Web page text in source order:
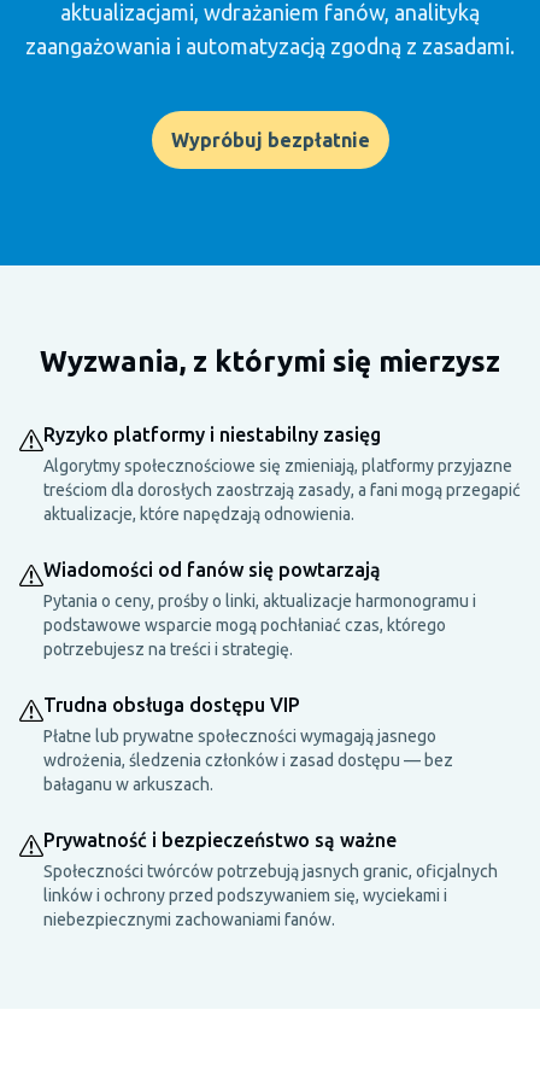
aktualizacjami, wdrażaniem fanów, analityką
zaangażowania i automatyzacją zgodną z zasadami.
Wypróbuj bezpłatnie
Wyzwania, z którymi się mierzysz
Ryzyko platformy i niestabilny zasięg
Algorytmy społecznościowe się zmieniają, platformy przyjazne
treściom dla dorosłych zaostrzają zasady, a fani mogą przegapić
aktualizacje, które napędzają odnowienia.
Wiadomości od fanów się powtarzają
Pytania o ceny, prośby o linki, aktualizacje harmonogramu i
podstawowe wsparcie mogą pochłaniać czas, którego
potrzebujesz na treści i strategię.
Trudna obsługa dostępu VIP
Płatne lub prywatne społeczności wymagają jasnego
wdrożenia, śledzenia członków i zasad dostępu — bez
bałaganu w arkuszach.
Prywatność i bezpieczeństwo są ważne
Społeczności twórców potrzebują jasnych granic, oficjalnych
linków i ochrony przed podszywaniem się, wyciekami i
niebezpiecznymi zachowaniami fanów.